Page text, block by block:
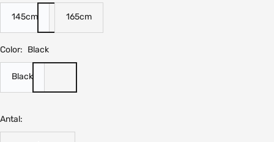
145cm 165cm
Color: Black
Black
Antal: